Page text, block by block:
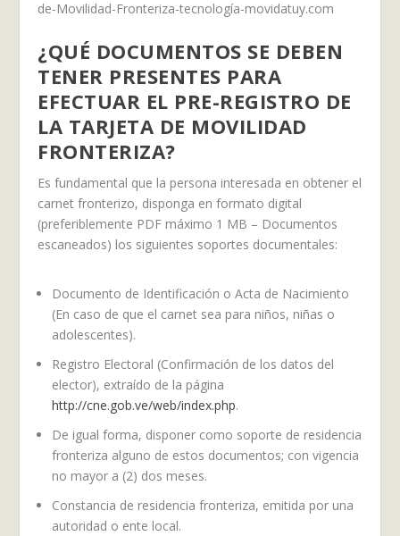
¿QUÉ DOCUMENTOS SE DEBEN
TENER PRESENTES PARA
EFECTUAR EL PRE-REGISTRO DE
LA TARJETA DE MOVILIDAD
FRONTERIZA?
Es fundamental que la persona interesada en obtener el
carnet fronterizo, disponga en formato digital
(preferiblemente PDF máximo 1 MB – Documentos
escaneados) los siguientes soportes documentales:
Documento de Identificación o Acta de Nacimiento
(En caso de que el carnet sea para niños, niñas o
adolescentes).
Registro Electoral (Confirmación de los datos del
elector), extraído de la página
http://cne.gob.ve/web/index.php.
De igual forma, disponer como soporte de residencia
fronteriza alguno de estos documentos; con vigencia
no mayor a (2) dos meses.
Constancia de residencia fronteriza, emitida por una
autoridad o ente local.